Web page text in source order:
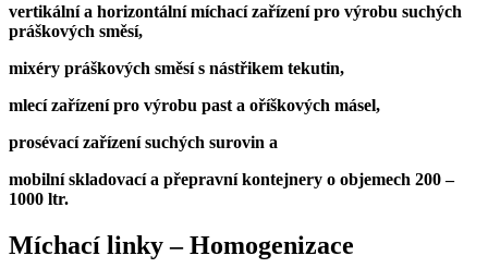
vertikální a horizontální míchací zařízení pro výrobu suchých
práškových směsí,
mixéry práškových směsí s nástřikem tekutin,
mlecí zařízení pro výrobu past a oříškových másel,
prosévací zařízení suchých surovin a
mobilní skladovací a přepravní kontejnery o objemech 200 –
1000 ltr.
Míchací linky – Homogenizace